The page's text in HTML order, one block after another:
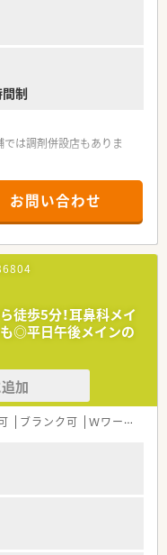
方も応募可能となってお
入れています。
しています。
、土曜日は9時から13時
間程度の勤務となり、
調整します。
車の運転業務が必須となっ
利用も可能です。
制
では調剤併設店もありま
した店舗運営で、
～5倍の売上を誇ってい
ネジメント、
舗に委譲しており、
、
きるよう配慮している薬
お問い合わせ
徒歩5分！耳鼻科メイ
◎平日午後メインの
加
ブランク可 Ｗワーク可